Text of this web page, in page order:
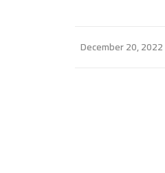
December 20, 2022